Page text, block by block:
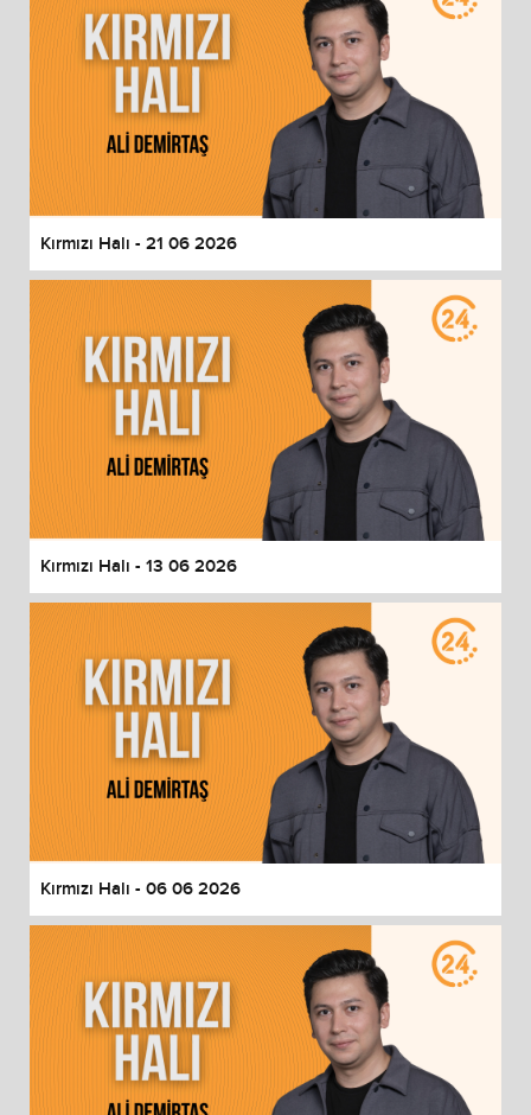
Kırmızı Halı - 21 06 2026
Kırmızı Halı - 13 06 2026
Kırmızı Halı - 06 06 2026